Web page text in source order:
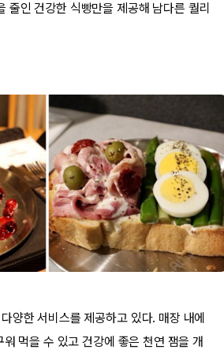
줄인 건강한 식빵만을 제공해 남다른 퀄리
양한 서비스를 제공하고 있다. 매장 내에
먹을 수 있고 건강에 좋은 천연 잼을 개